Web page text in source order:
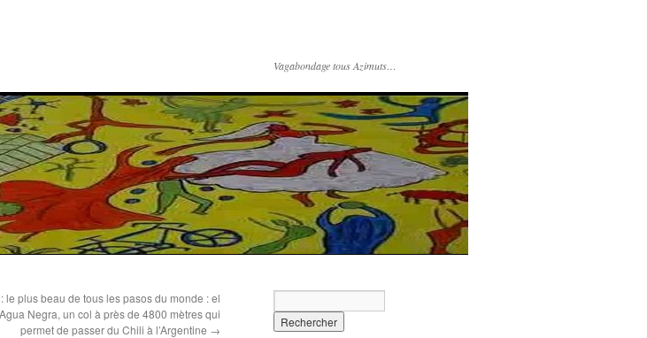
Vagabondage tous Azimuts…
le plus beau de tous les pasos du monde : el
Negra, un col à près de 4800 mètres qui
permet de passer du Chili à l’Argentine →